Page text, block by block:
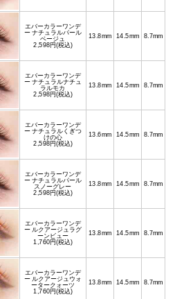
エバーカラーワンデ
ー ナチュラルパール
ベージュ
2,598円(税込)
13.8mm 14.5mm 8.7mm
エバーカラーワンデ
ー ナチュラルナチュ
ラルモカ
2,598円(税込)
13.8mm 14.5mm 8.7mm
エバーカラーワンデ
ー ナチュラルくぎつ
けの心
2,598円(税込)
13.6mm 14.5mm 8.7mm
エバーカラーワンデ
ー ナチュラルパール
スノーグレー
2,598円(税込)
13.8mm 14.5mm 8.7mm
エバーカラーワンデ
ー ルクアージュラグ
ーンビュー
1,760円(税込)
13.8mm 14.5mm 8.7mm
エバーカラーワンデ
ー ルクアージュウォ
ータークォーツ
1,760円(税込)
13.8mm 14.5mm 8.7mm